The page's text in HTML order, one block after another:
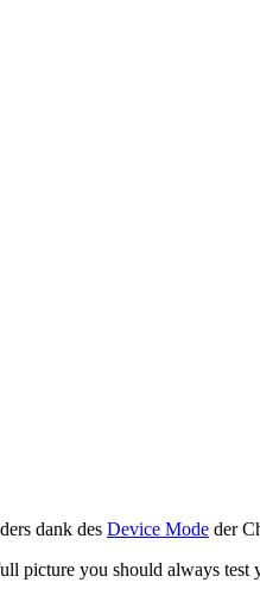
dank des Device Mode der
picture you should always test